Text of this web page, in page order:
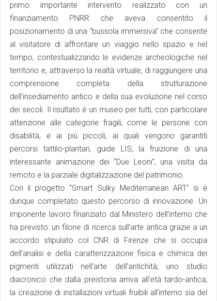
primo importante intervento realizzato con un
finanziamento PNRR che aveva consentito il
posizionamento di una “bussola immersiva” che consente
al visitatore di affrontare un viaggio nello spazio e nel
tempo, contestualizzando le evidenze archeologiche nel
territorio e, attraverso la realtà virtuale, di raggiungere una
comprensione completa della strutturazione
dell’insediamento antico e della sua evoluzione nel corso
dei secoli. Il risultato è un museo per tutti, con particolare
attenzione alle categorie fragili, come le persone con
disabilità, e ai più piccoli, ai quali vengono garantiti
percorsi tattilo-plantari, guide LIS, la fruizione di una
interessante animazione dei “Due Leoni”, una visita da
remoto e la parziale digitalizzazione del patrimonio.
Con il progetto “Smart Sulky Mediterranean ART” si è
dunque completato questo percorso di innovazione. Un
imponente lavoro finanziato dal Ministero dell’interno che
ha previsto: un filone di ricerca sull’arte antica grazie a un
accordo stipulato col CNR di Firenze che si occupa
dell’analisi e della caratterizzazione fisica e chimica dei
pigmenti utilizzati nell’arte dell’antichità; uno studio
diacronico che dalla preistoria arriva all’età tardo-antica;
la creazione di installazioni virtuali fruibili all’interno sia del